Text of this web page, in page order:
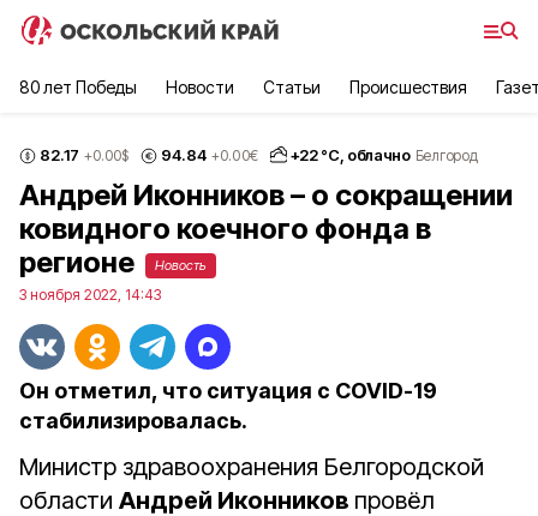
80 лет Победы Новости Статьи Происшествия
82.17 +0.00$ 94.84 +0.00€ +22°С, облачно Белгород
Андрей Иконников – о сокращении
ковидного коечного фонда в
регионе
Новость
3 ноября 2022, 14:43
Он отметил, что ситуация с COVID-19
стабилизировалась.
Министр здравоохранения Белгородской
области Андрей Иконников провёл